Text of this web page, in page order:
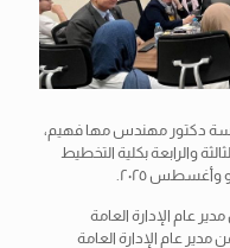
دكتور مهندس مها فهيم،
والرابعة بكلية التخطيط
٢٠٢٥.
عام الإدارة العامة
عام الإدارة العامة